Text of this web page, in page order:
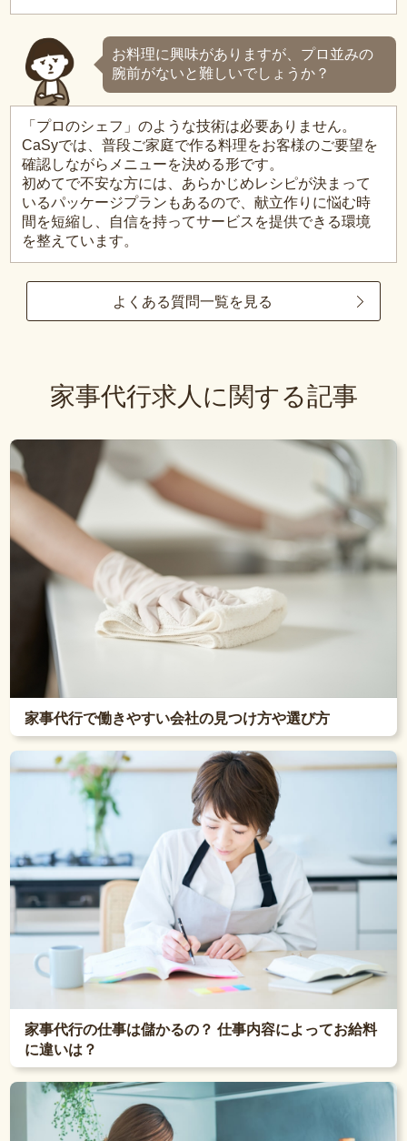
お料理に興味がありますが、プロ並みの
腕前がないと難しいでしょうか？
「プロのシェフ」のような技術は必要ありません。
CaSyでは、普段ご家庭で作る料理をお客様のご要望を
確認しながらメニューを決める形です。
初めてで不安な方には、あらかじめレシピが決まって
いるパッケージプランもあるので、献立作りに悩む時
間を短縮し、自信を持ってサービスを提供できる環境
を整えています。
よくある質問一覧を見る
家事代行求人に関する記事
家事代行で働きやすい会社の見つけ方や選び方
家事代行の仕事は儲かるの？ 仕事内容によってお給料
に違いは？